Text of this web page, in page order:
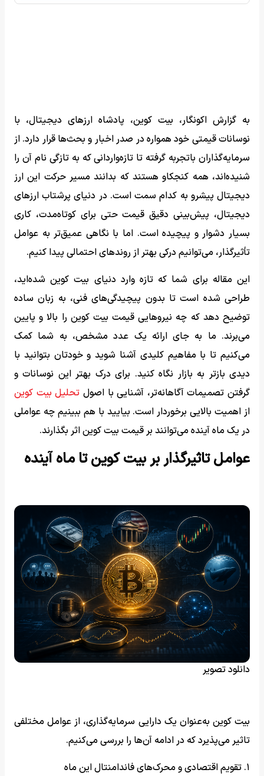
به گزارش اکونگار، بیت کوین، پادشاه ارزهای دیجیتال، با
نوسانات قیمتی خود همواره در صدر اخبار و بحث‌ها قرار دارد. از
سرمایه‌گذاران باتجربه گرفته تا تازه‌واردانی که به تازگی نام آن را
شنیده‌اند، همه کنجکاو هستند که بدانند مسیر حرکت این ارز
دیجیتال پیشرو به کدام سمت است. در دنیای پرشتاب ارزهای
دیجیتال، پیش‌بینی دقیق قیمت حتی برای کوتاه‌مدت، کاری
بسیار دشوار و پیچیده است. اما با نگاهی عمیق‌تر به عوامل
تأثیرگذار، می‌توانیم درکی بهتر از روندهای احتمالی پیدا کنیم.
این مقاله برای شما که تازه وارد دنیای بیت کوین شده‌اید،
طراحی شده است تا بدون پیچیدگی‌های فنی، به زبان ساده
توضیح دهد که چه نیروهایی قیمت بیت کوین را بالا و پایین
می‌برند. ما به جای ارائه یک عدد مشخص، به شما کمک
می‌کنیم تا با مفاهیم کلیدی آشنا شوید و خودتان بتوانید با
دیدی بازتر به بازار نگاه کنید. برای درک بهتر این نوسانات و
گرفتن تصمیمات آگاهانه‌تر، آشنایی با اصول تحلیل بیت کوین
از اهمیت بالایی برخوردار است. بیایید با هم ببینیم چه عواملی
در یک ماه آینده می‌توانند بر قیمت بیت کوین اثر بگذارند.
عوامل تاثیرگذار بر بیت کوین تا ماه آینده
دانلود تصویر
بیت کوین به‌عنوان یک دارایی سرمایه‌گذاری، از عوامل مختلفی
تاثیر می‌پذیرد که در ادامه آن‌ها را بررسی می‌کنیم.
۱. تقویم اقتصادی و محرک‌های فاندامنتال این ماه